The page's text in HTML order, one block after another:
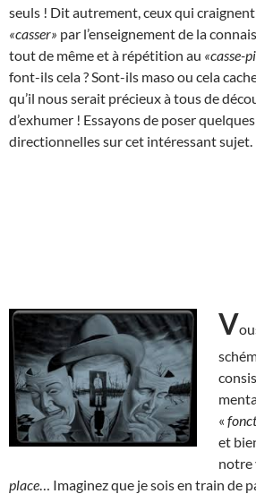
seuls ! Dit autrement, ceux qui
«casser» par l’enseignement de la
tout de même et à répétition au «casse-
font-ils cela ? Sont-ils maso ou cela
qu’il nous serait précieux à tous de
d’exhumer ! Essayons de poser
directionnelles sur cet intéressant sujet.
V
«
et
notre
place … Imaginez que je sois en train de